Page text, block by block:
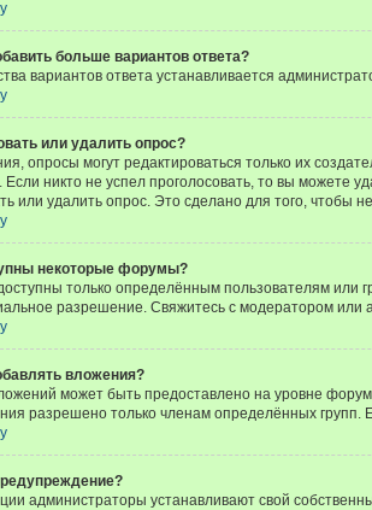
больше вариантов ответа?
вариантов ответа устанавливается
или удалить опрос?
опросы могут редактироваться только их
никто не успел проголосовать, то вы можете
или удалить опрос. Это сделано для того, чтобы
некоторые форумы?
только определённым пользователям или
разрешение. Свяжитесь с модератором
вложения?
может быть предоставлено на уровне
разрешено только членам определённых
администраторы устанавливают свой